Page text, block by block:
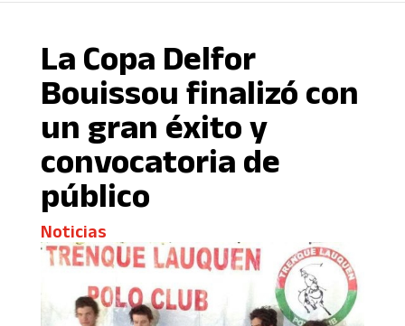
La Copa Delfor
Bouissou finalizó con
un gran éxito y
convocatoria de
público
Noticias